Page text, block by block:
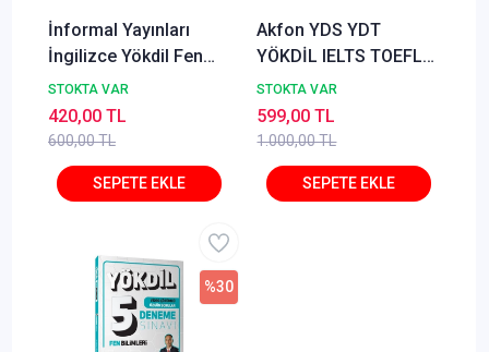
İnformal Yayınları
İngilizce Yökdil Fen
Bilimleri Tıpkı Basım
12 li Deneme
STOKTA VAR
600,00 TL
420,00 TL
Akfon YDS YDT
YÖKDİL IELTS TOEFL
VOCABVAULT 1750
Özgün Kelime Sorusu
- İlyas Ersöz
STOKTA VAR
1.000,00 TL
599,00 TL
%30